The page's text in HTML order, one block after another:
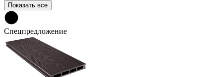
Показать все
Спецпредложение